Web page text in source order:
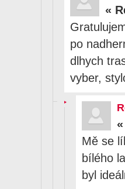
«
po
dlhych
vyber,
«
Mě se
bílého
byl